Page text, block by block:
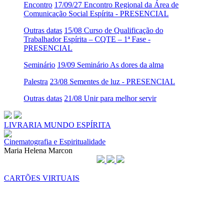
Encontro 17/09/27 Encontro Regional da Área de
Comunicação Social Espírita - PRESENCIAL
Outras datas 15/08 Curso de Qualificação do
Trabalhador Espírita – CQTE – 1ª Fase -
PRESENCIAL
Seminário 19/09 Seminário As dores da alma
Palestra 23/08 Sementes de luz - PRESENCIAL
Outras datas 21/08 Unir para melhor servir
LIVRARIA MUNDO ESPÍRITA
Cinematografia e Espiritualidade
Maria Helena Marcon
CARTÕES VIRTUAIS